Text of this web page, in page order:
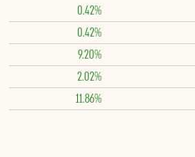
0.42%
0.42%
9.20%
2.02%
11.86%